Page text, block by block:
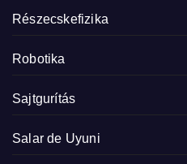
Részecskefizika
Robotika
Sajtgurítás
Salar de Uyuni